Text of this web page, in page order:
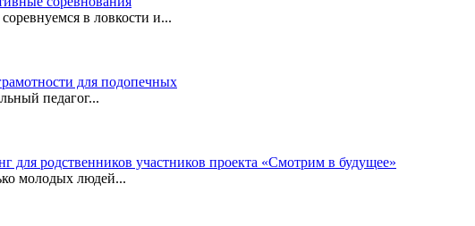
в ловкости и...
для подопечных
педагог...
родственников участников проекта «Смотрим в будущее»
молодых людей...